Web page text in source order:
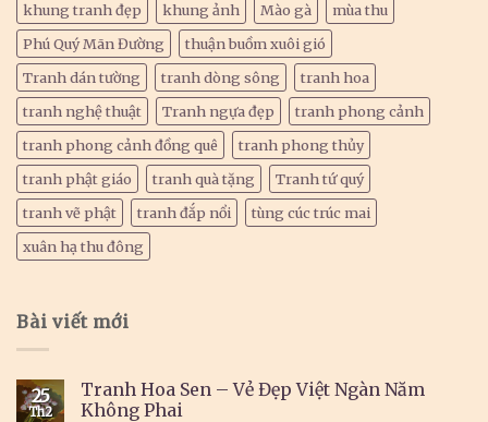
khung tranh đẹp
khung ảnh Mào gà
mùa thu
Phú Quý Mãn Đường
thuận buồm xuôi gió
Tranh dán tường
tranh dòng sông
tranh hoa
tranh nghệ thuật
Tranh ngựa đẹp
tranh phong cảnh
tranh phong cảnh đồng quê
tranh phong thủy
tranh phật giáo
tranh quà tặng
Tranh tứ quý
tranh vẽ phật
tranh đắp nổi
tùng cúc trúc mai
xuân hạ thu đông
Bài viết mới
25
Th2
Tranh Hoa Sen – Vẻ Đẹp Việt Ngàn Năm
Không Phai